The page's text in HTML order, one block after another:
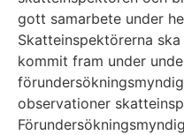
gott samarbete under
Skatteinspektörerna
kommit fram under
observationer